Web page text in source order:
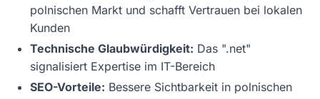
polnischen Markt und schafft Vertrauen bei lokalen
Kunden
Technische Glaubwürdigkeit: Das ".net"
signalisiert Expertise im IT-Bereich
SEO-Vorteile: Bessere Sichtbarkeit in polnischen